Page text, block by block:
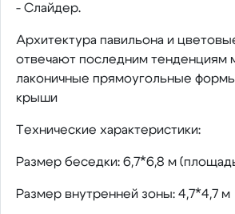
- Слайдер.
Архитектура павильона и
отвечают последним тенденциям
лаконичные прямоугольные
крыши
Технические характеристики:
Размер беседки: 6,7*6,8 м
Размер внутренней зоны: 4,7*4,7 м